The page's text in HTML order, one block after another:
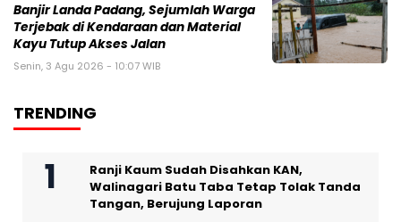
Banjir Landa Padang, Sejumlah Warga
Terjebak di Kendaraan dan Material
Kayu Tutup Akses Jalan
Senin, 3 Agu 2026 - 10:07 WIB
TRENDING
Ranji Kaum Sudah Disahkan KAN,
Walinagari Batu Taba Tetap Tolak Tanda
Tangan, Berujung Laporan